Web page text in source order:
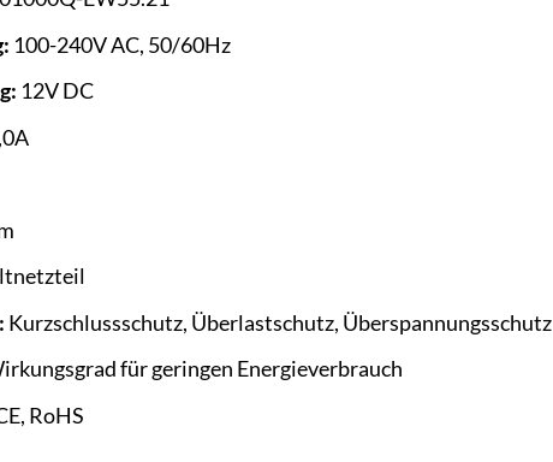
100-240V AC, 50/60Hz
12V DC
Kurzschlussschutz, Überlastschutz, Überspannungsschutz
für geringen Energieverbrauch
RoHS